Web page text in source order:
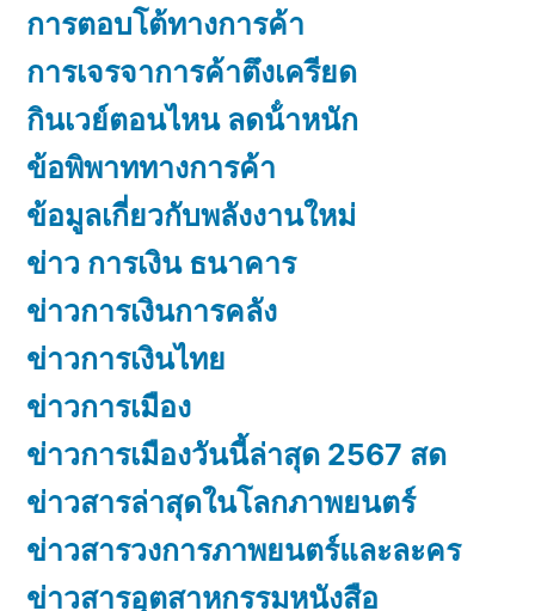
การตอบโต้ทางการค้า
การเจรจาการค้าตึงเครียด
กินเวย์ตอนไหน ลดน้ําหนัก
ข้อพิพาททางการค้า
ข้อมูลเกี่ยวกับพลังงานใหม่
ข่าว การเงิน ธนาคาร
ข่าวการเงินการคลัง
ข่าวการเงินไทย
ข่าวการเมือง
ข่าวการเมืองวันนี้ล่าสุด 2567 สด
ข่าวสารล่าสุดในโลกภาพยนตร์
ข่าวสารวงการภาพยนตร์และละคร
ข่าวสารอุตสาหกรรมหนังสือ